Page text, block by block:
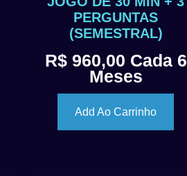
PERGUNTAS
(SEMESTRAL)
R$960,00 Cada 6
Meses
Add Ao Carrinho